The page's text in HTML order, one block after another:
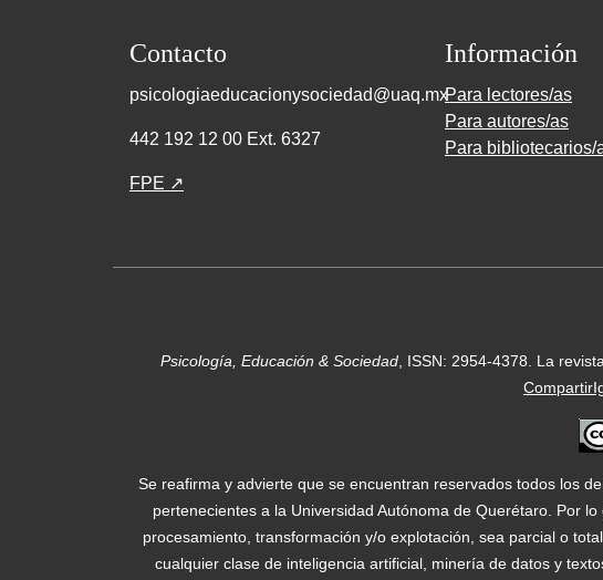
Contacto
psicologiaeducacionysociedad@uaq.mx
442 192 12 00 Ext. 6327
FPE ↗
Información
Para lectores/as
Para autores/as
Para bibliotecarios/
Psicología, Educación & Sociedad , ISSN: 2954-4378. La
Se reafirma y advierte que se encuentran reservados todos los
pertenecientes a la Universidad Autónoma de Querétaro. Por
procesamiento, transformación y/o explotación, sea parcial o
cualquier clase de inteligencia artificial, minería de datos y